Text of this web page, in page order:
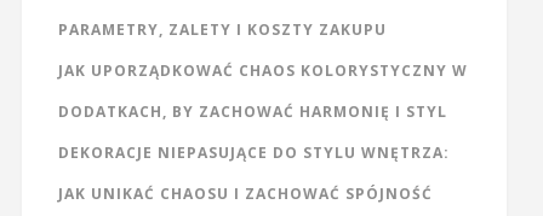
PARAMETRY, ZALETY I KOSZTY ZAKUPU
JAK UPORZĄDKOWAĆ CHAOS KOLORYSTYCZNY W
DODATKACH, BY ZACHOWAĆ HARMONIĘ I STYL
DEKORACJE NIEPASUJĄCE DO STYLU WNĘTRZA:
JAK UNIKAĆ CHAOSU I ZACHOWAĆ SPÓJNOŚĆ